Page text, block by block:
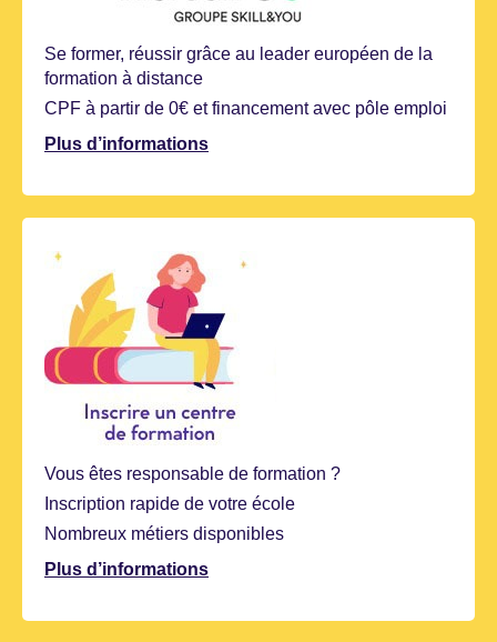
Se former, réussir grâce au leader européen de la
formation à distance
CPF à partir de 0€ et financement avec pôle emploi
Plus d’informations
Vous êtes responsable de formation ?
Inscription rapide de votre école
Nombreux métiers disponibles
Plus d’informations